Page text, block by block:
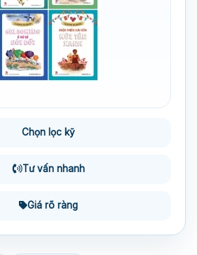
Chọn lọc kỹ
Tư vấn nhanh
Giá rõ ràng